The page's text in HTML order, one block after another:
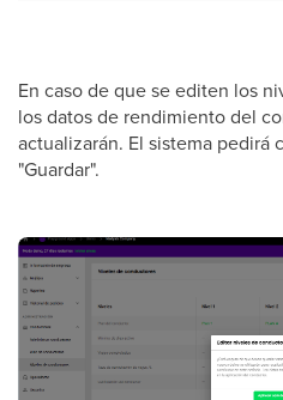
En caso de que se editen los
los datos de rendimiento del
actualizarán. El sistema pedirá
"Guardar".